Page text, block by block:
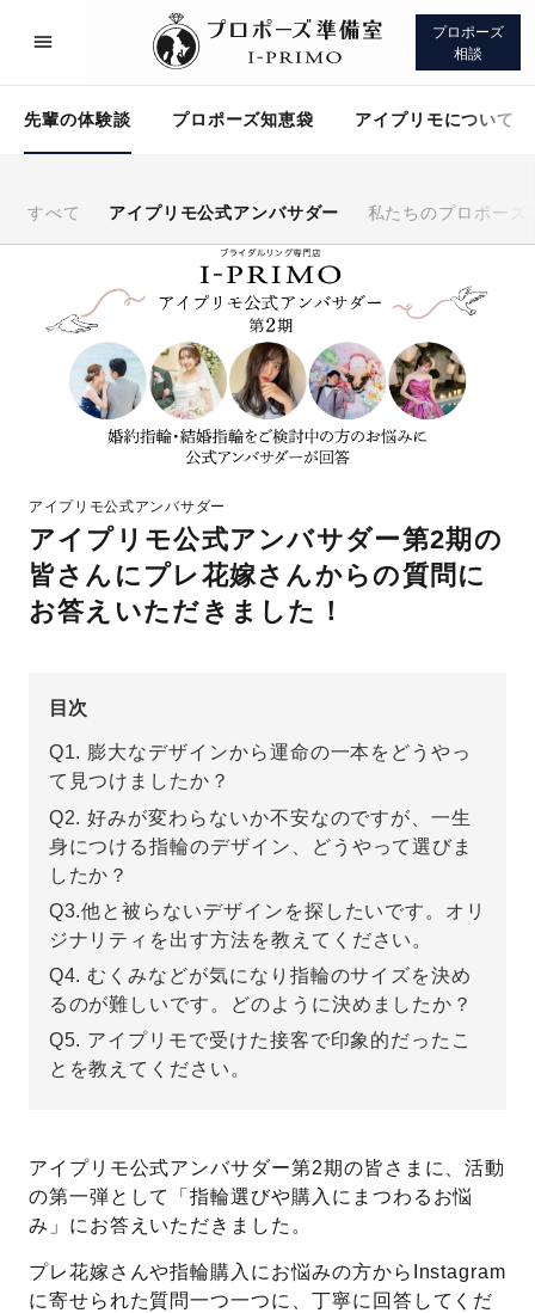
プロポーズ
相談
先輩の体験談 プロポーズ知恵袋 アイプリモについて
すべて アイプリモ公式アンバサダー 私たちのプロポーズ
アイプリモ公式アンバサダー
アイプリモ公式アンバサダー第2期の
皆さんにプレ花嫁さんからの質問に
お答えいただきました！
目次
Q1. 膨大なデザインから運命の一本をどうやっ
て見つけましたか？
Q2. 好みが変わらないか不安なのですが、一生
身につける指輪のデザイン、どうやって選びま
したか？
Q3.他と被らないデザインを探したいです。オリ
ジナリティを出す方法を教えてください。
Q4. むくみなどが気になり指輪のサイズを決め
るのが難しいです。どのように決めましたか？
Q5. アイプリモで受けた接客で印象的だったこ
とを教えてください。
アイプリモ公式アンバサダー第2期の皆さまに、活動
の第一弾として「指輪選びや購入にまつわるお悩
み」にお答えいただきました。
プレ花嫁さんや指輪購入にお悩みの方からInstagram
に寄せられた質問一つ一つに、丁寧に回答してくだ
プロポーズサポート 先輩の体験談
プロポーズ知恵袋 アイプリモについて
プロポーズサポート
プロポーズアイテム
おすすめの婚約指輪
パーフェクトプロポーズリング®
プロポーズシチュエーション診断
婚約指輪マッチング診断
先輩の体験談
プロポーズ意識調査結果一覧
婚約指輪選び方ガイド
ダイヤモンドの品質とは？
プロポーズの方法
タイミング
場所
言葉
エピソード
アイプリモについて
ニュース
婚約指輪のご購入と
I-PRIMO公式サイト
I-PRIMO公式オンラインショップ
Follow us on